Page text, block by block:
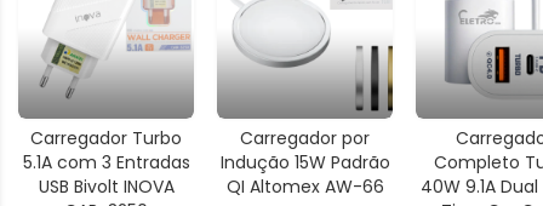
Carregador Turbo
5.1A com 3 Entradas
USB Bivolt INOVA
Carregador por
Indução 15W Padrão
QI Altomex AW-66
Completo
40W 9.1A Dual